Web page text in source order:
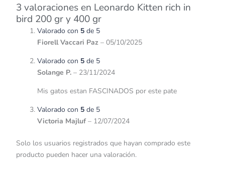
3 valoraciones en Leonardo Kitten rich in
bird 200 gr y 400 gr
Valorado con 5 de 5
Fiorell Vaccari Paz – 05/10/2025
Valorado con 5 de 5
Solange P. – 23/11/2024
Mis gatos estan FASCINADOS por este pate
Valorado con 5 de 5
Victoria Majluf– 12/07/2024
Solo los usuarios registrados que hayan comprado este
producto pueden hacer una valoración.